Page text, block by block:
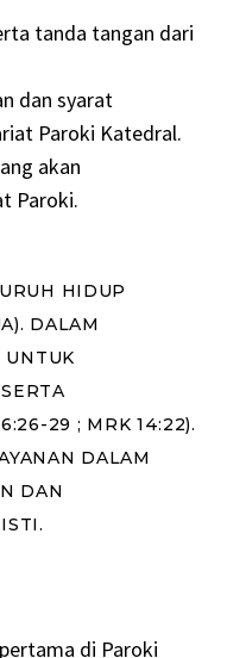
tanda tangan dari
dan syarat
Paroki Katedral.
akan
Paroki.
HIDUP
DALAM
UNTUK
29 ; MRK 14:22).
DALAM
DAN
di Paroki